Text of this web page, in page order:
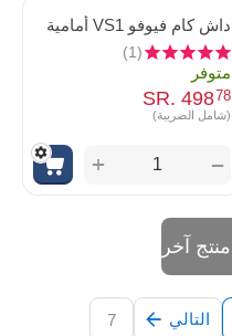
داش كام فيوفو VS1 أمامية
(1)
متوفر
SR. 49878
(شامل الضريبة)
+ −
التالي 7